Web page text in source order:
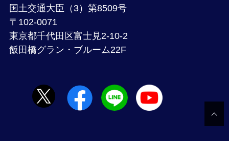
国土交通大臣（3）第8509号
〒102-0071
東京都千代田区富士見2-10-2
飯田橋グラン・ブルーム22F